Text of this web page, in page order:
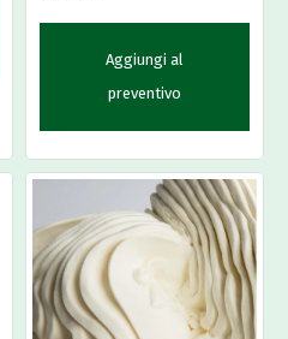
Aggiungi al
preventivo